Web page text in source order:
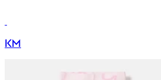
KM